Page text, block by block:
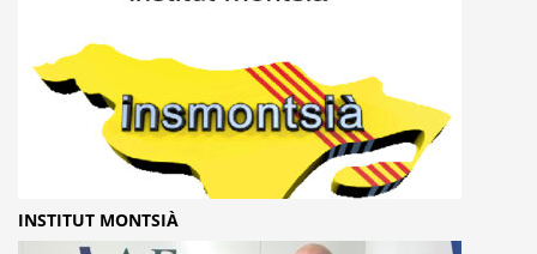
INSTITUT MONTSIÀ